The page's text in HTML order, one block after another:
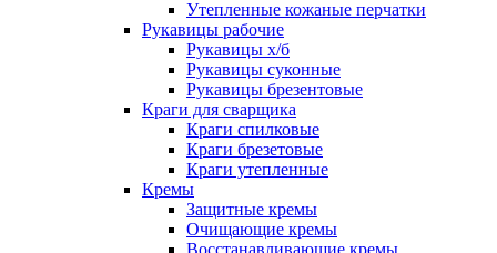
Утепленные кожаные перчатки
Рукавицы рабочие
Рукавицы х/б
Рукавицы суконные
Рукавицы брезентовые
Краги для сварщика
Краги спилковые
Краги брезетовые
Краги утепленные
Кремы
Защитные кремы
Очищающие кремы
Восстанавливающие кремы